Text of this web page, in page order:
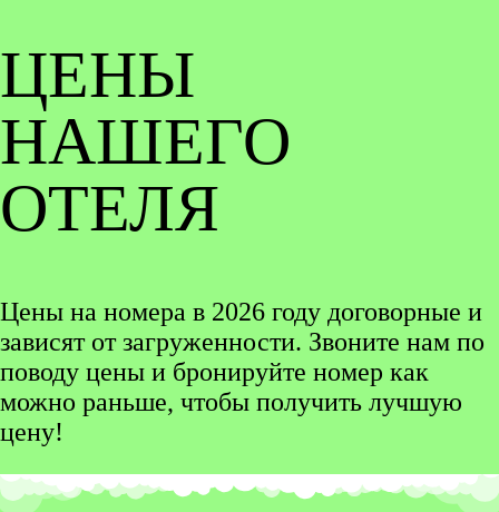
ЦЕНЫ
НАШЕГО
ОТЕЛЯ
Цены на номера в 2026 году договорные и
зависят от загруженности. Звоните нам по
поводу цены и бронируйте номер как
можно раньше, чтобы получить лучшую
цену!